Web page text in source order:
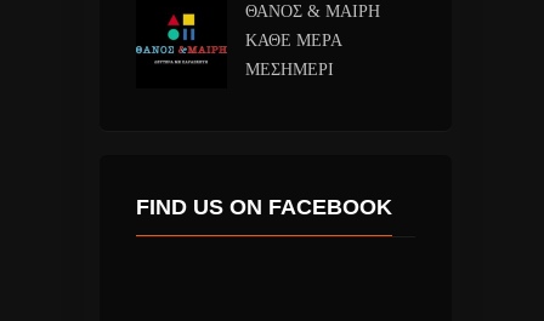
ΘΑΝΟΣ & ΜΑΙΡΗ
ΚΑΘΕ ΜΕΡΑ
ΜΕΣΗΜΕΡΙ
FIND US ON FACEBOOK